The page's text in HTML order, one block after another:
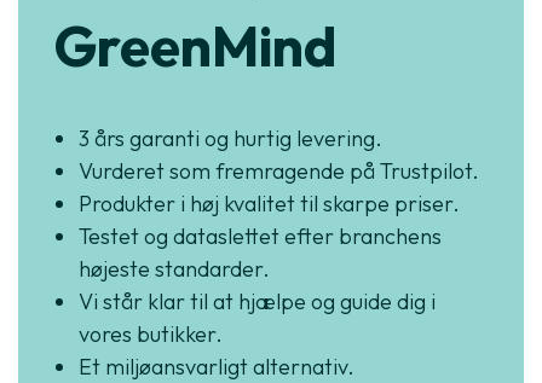
GreenMind
3 års garanti og hurtig levering.
Vurderet som fremragende på Trustpilot.
Produkter i høj kvalitet til skarpe priser.
Testet og dataslettet efter branchens
højeste standarder.
Vi står klar til at hjælpe og guide dig i
vores butikker.
Et miljøansvarligt alternativ.